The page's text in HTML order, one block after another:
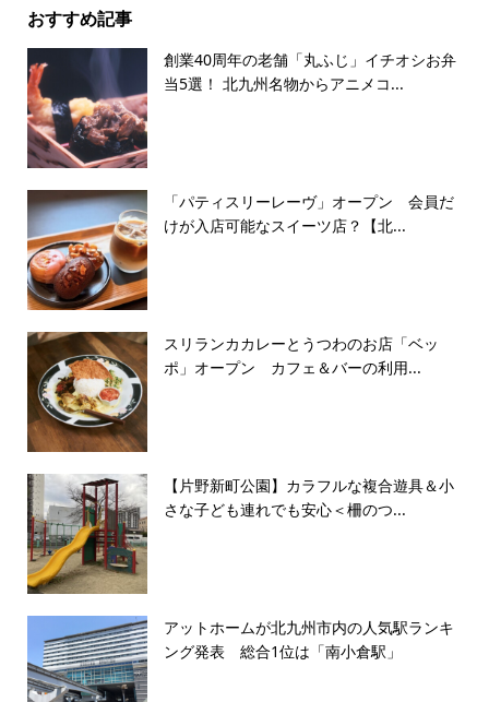
おすすめ記事
創業40周年の老舗「丸ふじ」イチオシお弁
当5選！ 北九州名物からアニメコ...
「パティスリーレーヴ」オープン 会員だ
けが入店可能なスイーツ店？【北...
スリランカカレーとうつわのお店「ベッ
ポ」オープン カフェ＆バーの利用...
【片野新町公園】カラフルな複合遊具＆小
さな子ども連れでも安心＜柵のつ...
アットホームが北九州市内の人気駅ランキ
ング発表 総合1位は「南小倉駅」